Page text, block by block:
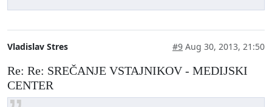
Vladislav Stres #9 Aug 30, 2013, 21:50
Re: Re: SREČANJE VSTAJNIKOV - MEDIJSKI
CENTER